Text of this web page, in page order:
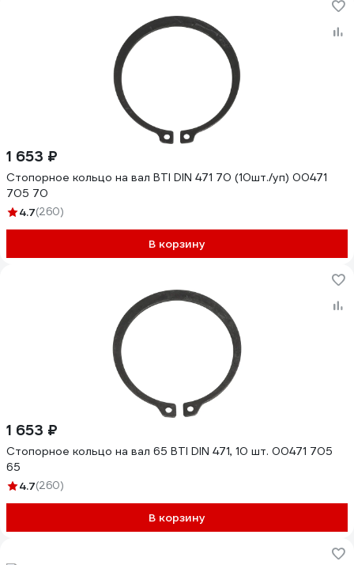
1 653 ₽
Стопорное кольцо на вал BTI DIN 471 70 (10шт./уп) 00471
705 70
4.7(260)
В корзину
1 653 ₽
Стопорное кольцо на вал 65 BTI DIN 471, 10 шт. 00471 705
65
4.7(260)
В корзину